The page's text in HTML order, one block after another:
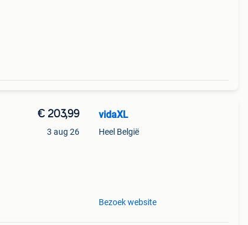
€ 203,99
3 aug 26
vidaXL
Heel België
Bezoek website